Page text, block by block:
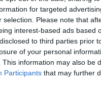
for targeted
selection. Please note that
interest-based ads based
to third parties prior
of your personal
This information may also be
Participants that may further
Jelszó
Regisztráció
szaknévsora
KERTÉSZ ÉS KERTÉSZET